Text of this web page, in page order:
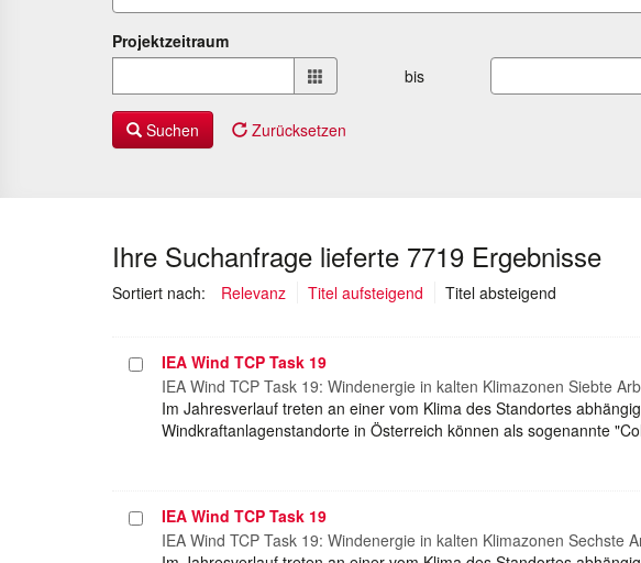
Projektzeitraum
von
bis
Suchen Zurücksetzen
Ihre Suchanfrage lieferte 7719 Ergebnisse
Sortiert nach: Relevanz Titel aufsteigend Titel absteigend
Projekt
auswählen
IEA Wind TCP Task 19
IEA Wind TCP Task 19: Windenergie in kalten Klimazonen Siebte
Im Jahresverlauf treten an einer vom Klima des Standortes
Windkraftanlagenstandorte in Österreich können als sogenannte
Projekt
auswählen
IEA Wind TCP Task 19
IEA Wind TCP Task 19: Windenergie in kalten Klimazonen Sechste